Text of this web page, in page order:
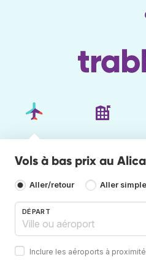
Vols à bas prix au
Aller/retour Aller simple
DÉPART
Inclure les aéroports à proximité